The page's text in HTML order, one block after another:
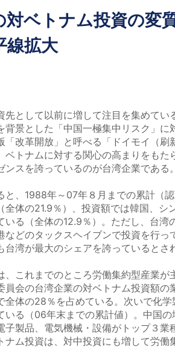
ベトナム投資の変
線拡大
として以前に増して注目を集めてい
背景とした「中国一極集中リスク」に
改革開放」と呼べる「ドイモイ（刷
トナムに対する関心の高まりをもた
スを誇っているのが台湾企業である。
、1988年～07年８月までの累計（認
体の21.9％）、投資額では韓国、シ
る（全体の12.9％）。ただし、台湾
どのタックスヘイブンで投資を行っ
湾が最大のシェアを誇っているとさ
これまでのところ労働集約型産業が
会の台湾企業の対ベトナム投資額の
全体の28％を占めている。次いで化学
る（06年末までの累計値）。中国の
製品、電気機械・設備がトップ３業
ナム投資は、対中投資にも増して労働